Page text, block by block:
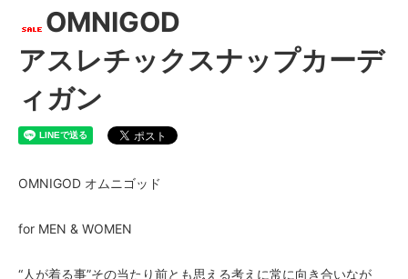
OMNIGOD
アスレチックスナップカーデ
ィガン
OMNIGOD オムニゴッド
for MEN & WOMEN
“人が着る事”その当たり前とも思える考えに常に向き合いなが